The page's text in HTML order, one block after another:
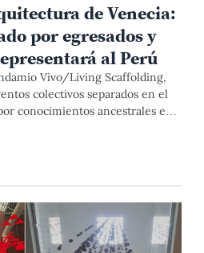
de Venecia:
por egresados y
al Perú
Vivo/Living Scaffolding,
colectivos separados en el
conocimientos ancestrales e
como representante del